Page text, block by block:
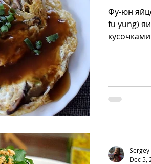
Фу-юн
fu yung)
Dec 5,